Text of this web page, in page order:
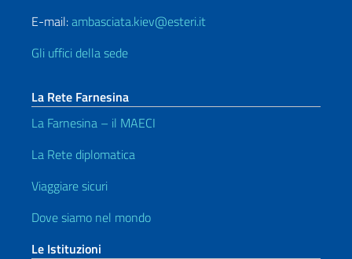
E-mail:ambasciata.kiev@esteri.it
Gli uffici della sede
La Rete Farnesina
La Farnesina – il MAECI
La Rete diplomatica
Viaggiare sicuri
Dove siamo nel mondo
Le Istituzioni